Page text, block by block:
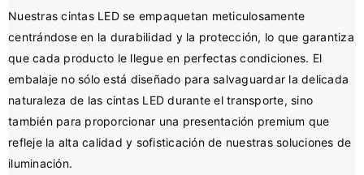
Nuestras cintas LED se empaquetan meticulosamente
centrándose en la durabilidad y la protección, lo que garantiza
que cada producto le llegue en perfectas condiciones. El
embalaje no sólo está diseñado para salvaguardar la delicada
naturaleza de las cintas LED durante el transporte, sino
también para proporcionar una presentación premium que
refleje la alta calidad y sofisticación de nuestras soluciones de